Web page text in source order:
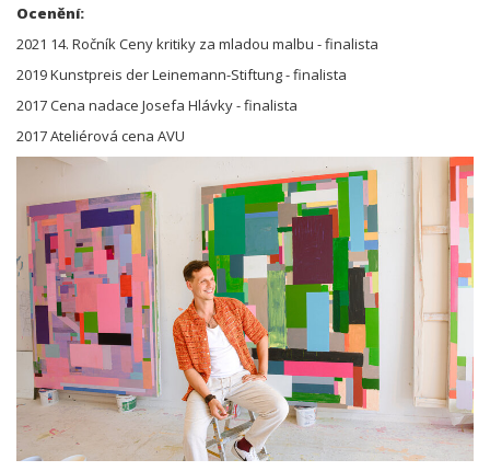
Ocenění:
2021 14. Ročník Ceny kritiky za mladou malbu - finalista
2019 Kunstpreis der Leinemann-Stiftung - finalista
2017 Cena nadace Josefa Hlávky - finalista
2017 Ateliérová cena AVU